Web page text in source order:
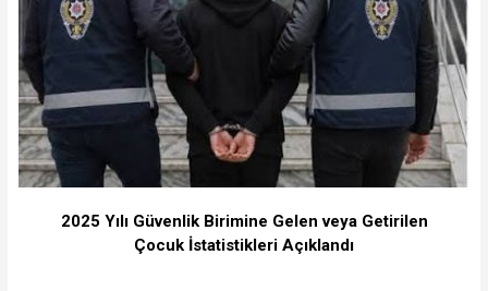
2025 Yılı Güvenlik Birimine Gelen veya Getirilen
Çocuk İstatistikleri Açıklandı